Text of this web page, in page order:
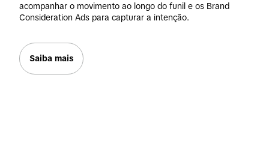
acompanhar o movimento ao longo do funil e os Brand
Consideration Ads para capturar a intenção.
Saiba mais